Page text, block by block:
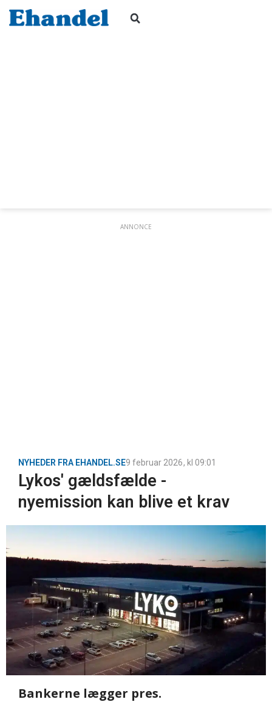
ANNONCE
NYHEDER FRA EHANDEL.SE9 februar 2026, kl 09:01
Lykos' gældsfælde -
nyemission kan blive et krav
Bankerne lægger pres.